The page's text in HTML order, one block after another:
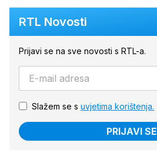
RTL Novosti
Prijavi se na sve novosti s RTL-a.
Slažem se s uvjetima korištenja.
PRIJAVI SE